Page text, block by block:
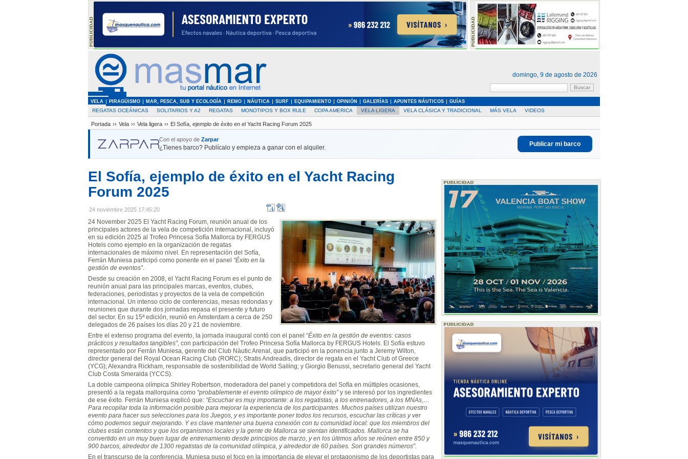
domingo, 9 de agosto de 2026
VELA PIRAGÜISMO MAR, PESCA, SUB Y ECOLOGÍA REMO NÁUTICA SURF EQUIPAMIENTO OPINIÓN GALERÍAS APUNTES NÁUTICOS GUÍAS
REGATAS OCEÁNICAS SOLITARIOS Y A2 REGATAS MONOTIPOS Y BOX RULE COPA AMERICA VELA LIGERA VELA CLÁSICA Y TRADICIONAL MÁS VELA VIDEOS
Portada ›› Vela ›› Vela ligera ›› El Sofía, ejemplo de éxito en el Yacht Racing Forum 2025
Con el apoyo de Zarpar
¿Tienes barco? Publícalo y empieza a ganar con el alquiler.
Publicar mi barco
El Sofía, ejemplo de éxito en el Yacht Racing
Forum 2025
24 noviembre 2025 17:45:20
24 November 2025 El Yacht Racing Forum, reunión anual de los
principales actores de la vela de competición internacional, incluyó
en su edición 2025 al Trofeo Princesa Sofía Mallorca by FERGUS
Hotels como ejemplo en la organización de regatas
internacionales de máximo nivel. En representación del Sofía,
Ferrán Muniesa participó como ponente en el panel “Éxito en la
gestión de eventos”.
Desde su creación en 2008, el Yacht Racing Forum es el punto de
reunión anual para las principales marcas, eventos, clubes,
federaciones, periodistas y proyectos de la vela de competición
internacional. Un intenso ciclo de conferencias, mesas redondas y
reuniones que durante dos jornadas repasa el presente y futuro
del sector. En su 15ª edición, reunió en Ámsterdam a cerca de 250
delegados de 26 países los días 20 y 21 de noviembre.
Entre el extenso programa del evento, la jornada inaugural contó con el panel “Éxito en la gestión de eventos: casos
prácticos y resultados tangibles”, con participación del Trofeo Princesa Sofía Mallorca by FERGUS Hotels. El Sofía estuvo
representado por Ferrán Muniesa, gerente del Club Nàutic Arenal, que participó en la ponencia junto a Jeremy Wilton,
director general del Royal Ocean Racing Club (RORC); Stratis Andreadis, director de regata en el Yacht Club of Greece
(YCG); Alexandra Rickham, responsable de sostenibilidad de World Sailing; y Giorgio Benussi, secretario general del Yacht
Club Costa Smeralda (YCCS).
La doble campeona olímpica Shirley Robertson, moderadora del panel y competidora del Sofía en múltiples ocasiones,
presentó a la regata mallorquina como “probablemente el evento olímpico de mayor éxito”y se interesó por los ingredientes
de ese éxito. Ferrán Muniesa explicó que: “Escuchar es muy importante: a los regatistas, a los entrenadores, a los MNAs,…
Para recopilar toda la información posible para mejorar la experiencia de los participantes. Muchos países utilizan nuestro
evento para hacer sus selecciones para los Juegos, y es importante poner todos los recursos, escuchar las críticas y ver
cómo podemos seguir mejorando. Y es clave mantener una buena conexión con tu comunidad local: que los miembros del
clubes están contentos y que los organismos locales y la gente de Mallorca se sientan identificados. Mallorca se ha
convertido en un muy buen lugar de entrenamiento desde principios de marzo, y en los últimos años se reúnen entre 850 y
900 barcos, alrededor de 1300 regatistas de la comunidad olímpica, y alrededor de 60 países. Son grandes números”.
En el transcurso de la conferencia, Muniesa puso el foco en la importancia de elevar el protagonismo de los deportistas para